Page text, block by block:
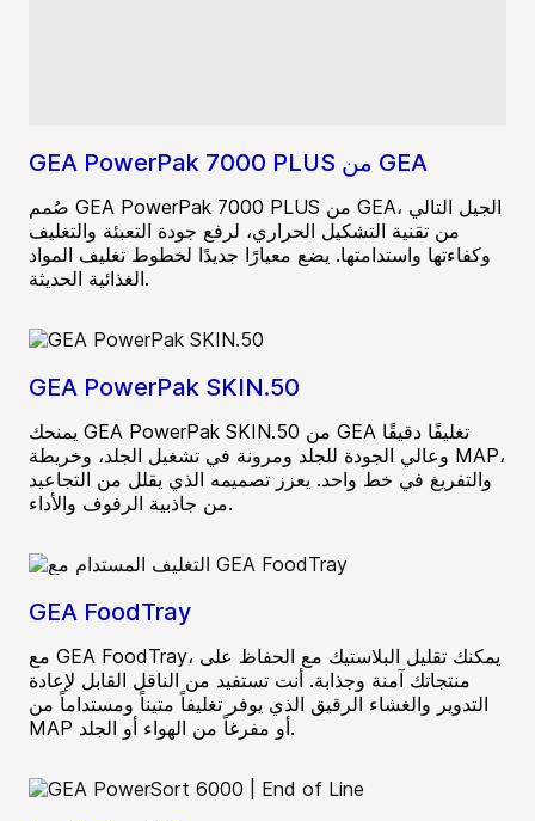
GEA PowerPak 7000 PLUS من GEA
صُمم GEA PowerPak 7000 PLUS من GEA، الجيل التالي
من تقنية التشكيل الحراري، لرفع جودة التعبئة والتغليف
وكفاءتها واستدامتها. يضع معيارًا جديدًا لخطوط تغليف المواد
الغذائية الحديثة.
GEA PowerPak SKIN.50
يمنحك GEA PowerPak SKIN.50 من GEA تغليفًا دقيقًا
وعالي الجودة للجلد ومرونة في تشغيل الجلد، وخريطة MAP،
والتفريغ في خط واحد. يعزز تصميمه الذي يقلل من التجاعيد
من جاذبية الرفوف والأداء.
GEA FoodTray
مع GEA FoodTray، يمكنك تقليل البلاستيك مع الحفاظ على
منتجاتك آمنة وجذابة. أنت تستفيد من الناقل القابل لإعادة
التدوير والغشاء الرقيق الذي يوفر تغليفاً متيناً ومستداماً من
MAP أو مفرغاً من الهواء أو الجلد.